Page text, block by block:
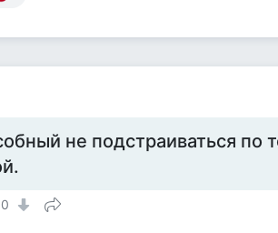
не подстраиваться по
0